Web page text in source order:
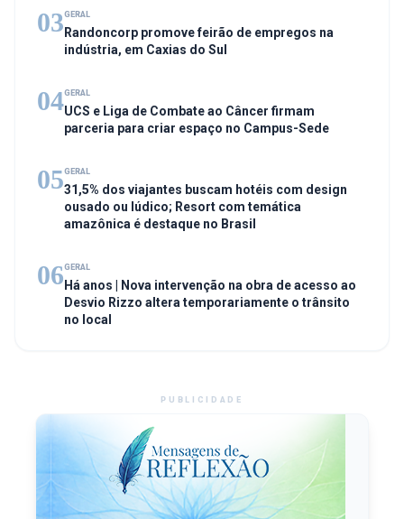
03GERAL
Randoncorp promove feirão de empregos na
indústria, em Caxias do Sul
04GERAL
UCS e Liga de Combate ao Câncer firmam
parceria para criar espaço no Campus-Sede
05GERAL
31,5% dos viajantes buscam hotéis com design
ousado ou lúdico; Resort com temática
amazônica é destaque no Brasil
06GERAL
Há anos | Nova intervenção na obra de acesso ao
Desvio Rizzo altera temporariamente o trânsito
no local
PUBLICIDADE